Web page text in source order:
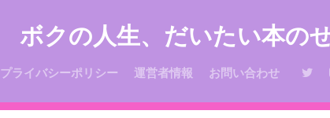
ボクの人生、だいたい本の
プライバシーポリシー 運営者情報 お問い合わせ